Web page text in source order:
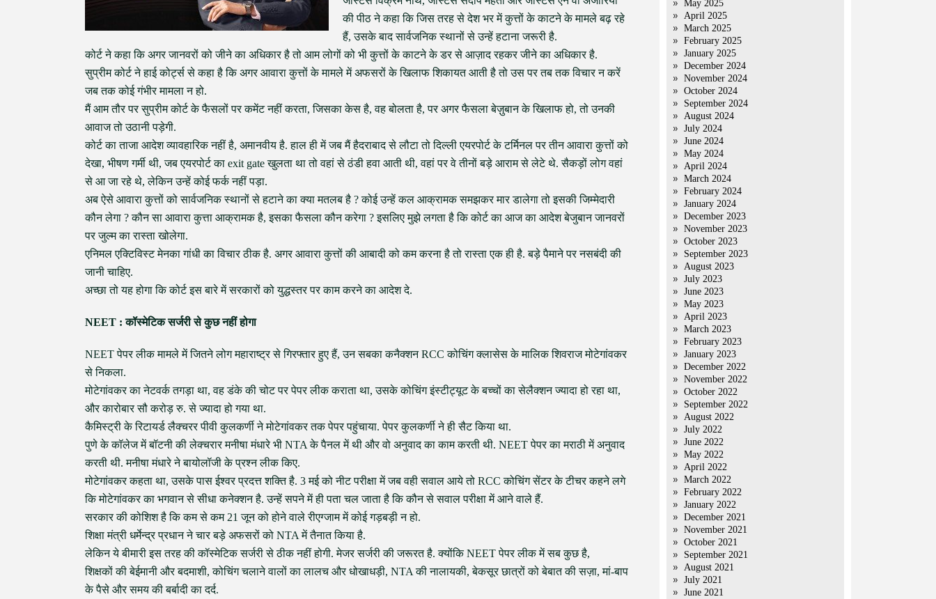
की पीठ ने कहा कि जिस तरह से देश भर में कुत्तों के काटने के मामले बढ़ रहे
हैं, उसके बाद सार्वजनिक स्थानों से उन्हें हटाना जरूरी है.
कोर्ट ने कहा कि अगर जानवरों को जीने का अधिकार है तो आम लोगों को भी कुत्तों के काटने के डर से आज़ाद रहकर जीने का अधिकार है.
सुप्रीम कोर्ट ने हाई कोर्ट्स से कहा है कि अगर आवारा कुत्तों के मामले में अफसरों के खिलाफ शिकायत आती है तो उस पर तब तक विचार न करें
जब तक कोई गंभीर मामला न हो.
मैं आम तौर पर सुप्रीम कोर्ट के फैसलों पर कमेंट नहीं करता, जिसका केस है, वह बोलता है, पर अगर फैसला बेज़ुबान के खिलाफ हो, तो उनकी
आवाज तो उठानी पड़ेगी.
कोर्ट का ताजा आदेश व्यावहारिक नहीं है, अमानवीय है. हाल ही में जब मैं हैदराबाद से लौटा तो दिल्ली एयरपोर्ट के टर्मिनल पर तीन आवारा कुत्तों को
देखा, भीषण गर्मी थी, जब एयरपोर्ट का exit gate खुलता था तो वहां से ठंडी हवा आती थी, वहां पर वे तीनों बड़े आराम से लेटे थे. सैकड़ों लोग वहां
से आ जा रहे थे, लेकिन उन्हें कोई फर्क नहीं पड़ा.
अब ऐसे आवारा कुत्तों को सार्वजनिक स्थानों से हटाने का क्या मतलब है ? कोई उन्हें कल आक्रामक समझकर मार डालेगा तो इसकी जिम्मेदारी
कौन लेगा ? कौन सा आवारा कुत्ता आक्रामक है, इसका फैसला कौन करेगा ? इसलिए मुझे लगता है कि कोर्ट का आज का आदेश बेजुबान जानवरों
पर जुल्म का रास्ता खोलेगा.
एनिमल एक्टिविस्ट मेनका गांधी का विचार ठीक है. अगर आवारा कुत्तों की आबादी को कम करना है तो रास्ता एक ही है. बड़े पैमाने पर नसबंदी की
जानी चाहिए.
अच्छा तो यह होगा कि कोर्ट इस बारे में सरकारों को युद्धस्तर पर काम करने का आदेश दे.
NEET : कॉस्मेटिक सर्जरी से कुछ नहीं होगा
NEET पेपर लीक मामले में जितने लोग महाराष्ट्र से गिरफ्तार हुए हैं, उन सबका कनैक्शन RCC कोचिंग क्लासेस के मालिक शिवराज मोटेगांवकर
से निकला.
मोटेगांवकर का नेटवर्क तगड़ा था, वह डंके की चोट पर पेपर लीक कराता था, उसके कोचिंग इंस्टीट्यूट के बच्चों का सेलैक्शन ज्यादा हो रहा था,
और कारोबार सौ करोड़ रु. से ज्यादा हो गया था.
कैमिस्ट्री के रिटायर्ड लैक्चरर पीवी कुलकर्णी ने मोटेगांवकर तक पेपर पहुंचाया. पेपर कुलकर्णी ने ही सैट किया था.
पुणे के कॉलेज में बॉटनी की लेक्चरार मनीषा मंधारे भी NTA के पैनल में थी और वो अनुवाद का काम करती थी. NEET पेपर का मराठी में अनुवाद
करती थी. मनीषा मंधारे ने बायोलॉजी के प्रश्न लीक किए.
मोटेगांवकर कहता था, उसके पास ईश्वर प्रदत्त शक्ति है. 3 मई को नीट परीक्षा में जब वही सवाल आये तो RCC कोचिंग सेंटर के टीचर कहने लगे
कि मोटेगांवकर का भगवान से सीधा कनेक्शन है. उन्हें सपने में ही पता चल जाता है कि कौन से सवाल परीक्षा में आने वाले हैं.
सरकार की कोशिश है कि कम से कम 21 जून को होने वाले रीएग्जाम में कोई गड़बड़ी न हो.
शिक्षा मंत्री धर्मेन्द्र प्रधान ने चार बड़े अफसरों को NTA में तैनात किया है.
लेकिन ये बीमारी इस तरह की कॉस्मेटिक सर्जरी से ठीक नहीं होगी. मेजर सर्जरी की जरूरत है. क्योंकि NEET पेपर लीक में सब कुछ है,
शिक्षकों की बेईमानी और बदमाशी, कोचिंग चलाने वालों का लालच और धोखाधड़ी, NTA की नालायकी, बेकसूर छात्रों को बेबात की सज़ा, मां-बाप
के पैसे और समय की बर्बादी का दर्द.
May 2025
April 2025
March 2025
February 2025
January 2025
December 2024
November 2024
October 2024
September 2024
August 2024
July 2024
June 2024
May 2024
April 2024
March 2024
February 2024
January 2024
December 2023
November 2023
October 2023
September 2023
August 2023
July 2023
June 2023
May 2023
April 2023
March 2023
February 2023
January 2023
December 2022
November 2022
October 2022
September 2022
August 2022
July 2022
June 2022
May 2022
April 2022
March 2022
February 2022
January 2022
December 2021
November 2021
October 2021
September 2021
August 2021
July 2021
June 2021